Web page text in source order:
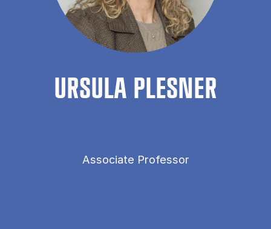
UR­SULA PLES­NER
Associate Professor